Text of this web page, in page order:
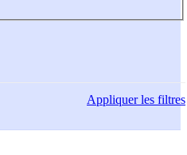
Appliquerles filtres